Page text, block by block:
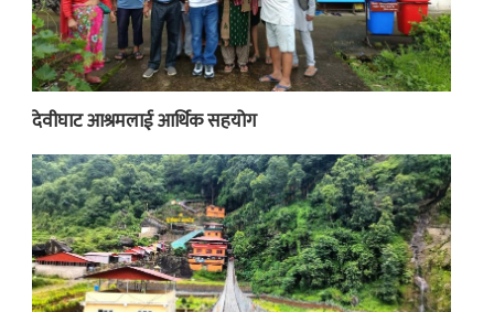
देवीघाट आश्रमलाई आर्थिक सहयोग